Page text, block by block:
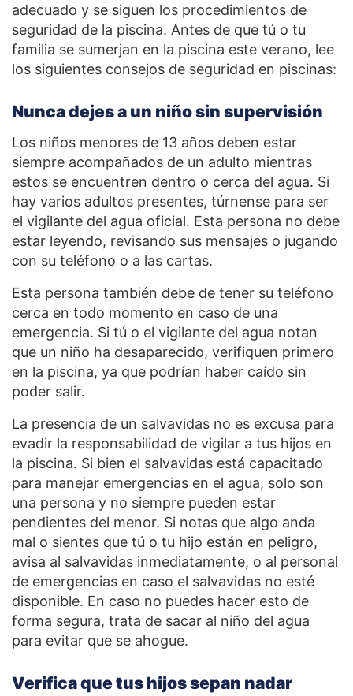
adecuado y se siguen los procedimientos de
seguridad de la piscina. Antes de que tú o tu
familia se sumerjan en la piscina este verano, lee
los siguientes consejos de seguridad en piscinas:
Nunca dejes a un niño sin supervisión
Los niños menores de 13 años deben estar
siempre acompañados de un adulto mientras
estos se encuentren dentro o cerca del agua. Si
hay varios adultos presentes, túrnense para ser
el vigilante del agua oficial. Esta persona no debe
estar leyendo, revisando sus mensajes o jugando
con su teléfono o a las cartas.
Esta persona también debe de tener su teléfono
cerca en todo momento en caso de una
emergencia. Si tú o el vigilante del agua notan
que un niño ha desaparecido, verifiquen primero
en la piscina, ya que podrían haber caído sin
poder salir.
La presencia de un salvavidas no es excusa para
evadir la responsabilidad de vigilar a tus hijos en
la piscina. Si bien el salvavidas está capacitado
para manejar emergencias en el agua, solo son
una persona y no siempre pueden estar
pendientes del menor. Si notas que algo anda
mal o sientes que tú o tu hijo están en peligro,
avisa al salvavidas inmediatamente, o al personal
de emergencias en caso el salvavidas no esté
disponible. En caso no puedes hacer esto de
forma segura, trata de sacar al niño del agua
para evitar que se ahogue.
Verifica que tus hijos sepan nadar